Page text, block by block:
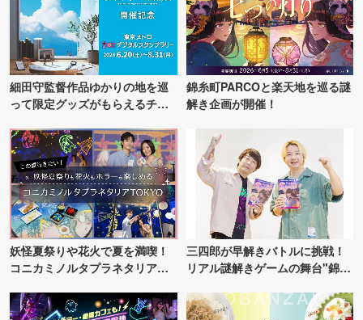
細田守監督作品ゆかりの地を巡
って限定グッズがもらえるチャ
錦糸町PARCOと楽天地を巡る謎
解き企画が開催！
妖怪夏祭りや花火で夏を満喫！
コニカミノルタプラネタリア
三四郎が早解きバトルに挑戦！
リアル謎解きゲームの舞台"錦糸